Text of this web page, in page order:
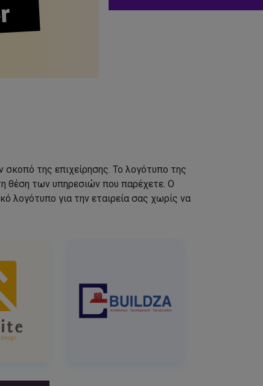
σκοπό της επιχείρησης. Το λογότυπο της
θέση των υπηρεσιών που παρέχετε. Ο
λογότυπο για την εταιρεία σας χωρίς να